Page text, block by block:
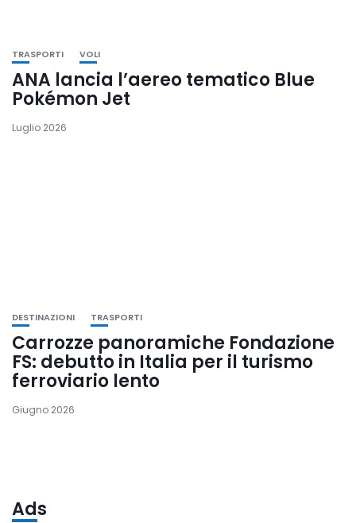
TRASPORTI VOLI
ANA lancia l’aereo tematico Blue
Pokémon Jet
Luglio 2026
DESTINAZIONI TRASPORTI
Carrozze panoramiche Fondazione
FS: debutto in Italia per il turismo
ferroviario lento
Giugno 2026
Ads